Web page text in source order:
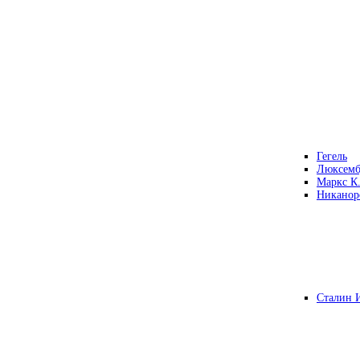
Гегель
Маркс К.
Сталин